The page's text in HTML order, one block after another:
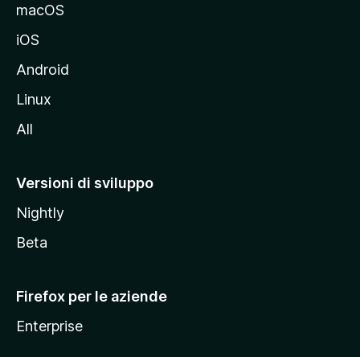
e
l
t
M
z
i
a
macOS
iOS
Android
Linux
All
Versioni di sviluppo
Nightly
Beta
Firefox per le aziende
Enterprise